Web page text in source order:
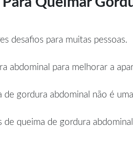
desafios para muitas pessoas.
abdominal para melhorar a
gordura abdominal não é
de queima de gordura